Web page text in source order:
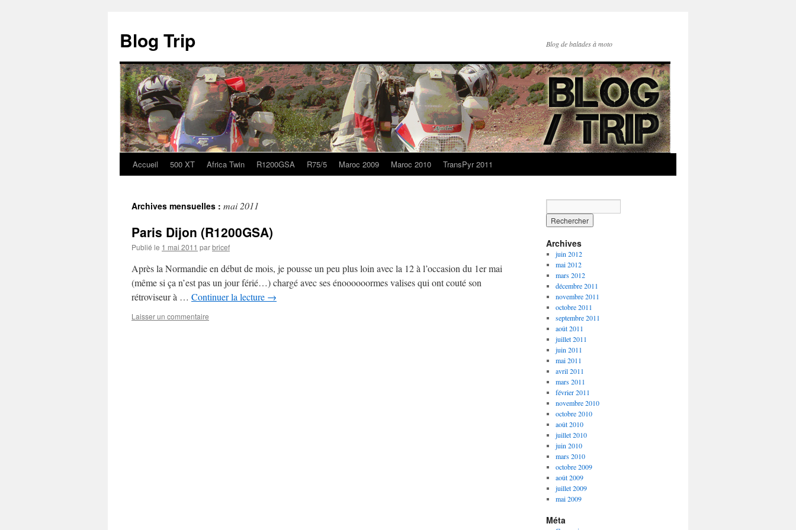
Blog Trip Blog de balades à moto
Aller
contenu
Accueil 500 XT Africa Twin R1200GSA R75/5 Maroc 2009 Maroc 2010 TransPyr 2011
Archives mensuelles : mai 2011
Paris Dijon (R1200GSA)
Publié le 1 mai 2011 parbricef
Après la Normandie en début de mois, je pousse un peu plus loin avec la 12 à l’occasion du 1er mai
(même si ça n’est pas un jour férié…) chargé avec ses énoooooormes valises qui ont couté son
rétroviseur à … Continuer la lecture →
Laisser un commentaire
Archives
juin 2012
mai 2012
mars 2012
décembre 2011
novembre 2011
octobre 2011
septembre 2011
août 2011
juillet 2011
juin 2011
mai 2011
avril 2011
mars 2011
février 2011
novembre 2010
octobre 2010
août 2010
juillet 2010
juin 2010
mars 2010
octobre 2009
août 2009
juillet 2009
mai 2009
Méta